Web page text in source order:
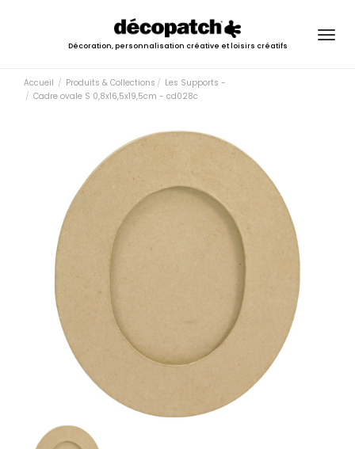
Décoration, personnalisation créative et loisirs créatifs
Accueil Produits & Collections
Les Supports -
Cadre ovale S 0,8x16,5x19,5cm - cd028c